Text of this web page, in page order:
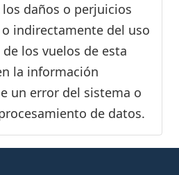
daños o perjuicios
indirectamente del uso
los vuelos de esta
la información
un error del sistema o
de datos.